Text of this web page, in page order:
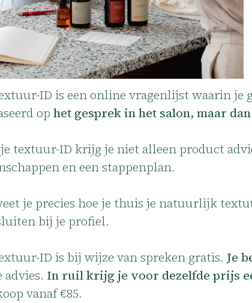
ID is een online vragenlijst waarin je
op het gesprek in het salon, maar
textuur-ID krijg je niet alleen product
en een stappenplan.
je precies hoe je thuis je natuurlijk
bij je profiel.
ID is bij wijze van spreken gratis. Je
advies. In ruil krijg je voor dezelfde prijs
vanaf €85.